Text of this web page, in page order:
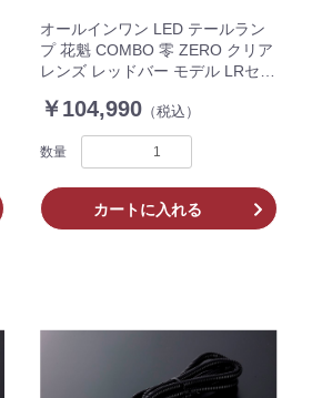
オールインワン LED テールラン
プ 花魁 COMBO 零 ZERO クリア
レンズ レッドバー モデル LRセッ
ズ トラック OCZN-CCR-01
￥104,990 （税込）
数量
カートに入れる